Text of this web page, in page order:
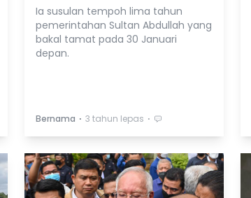
Ia susulan tempoh lima tahun
pemerintahan Sultan Abdullah yang
bakal tamat pada 30 Januari
depan.
Bernama ⋅ 3 tahun lepas ⋅